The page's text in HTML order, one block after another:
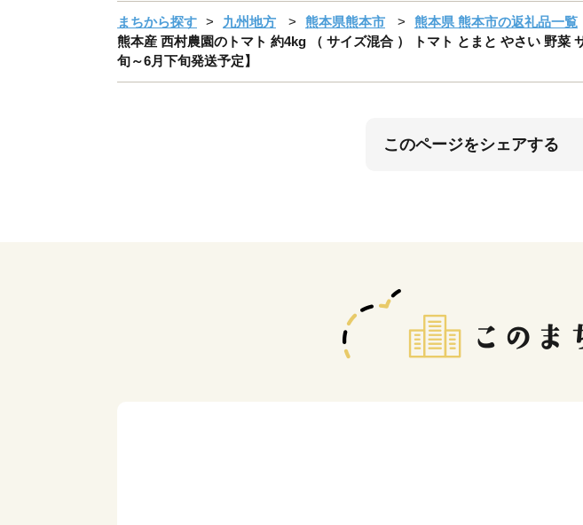
まちから探す 九州地方 熊本県熊本市
熊本県 熊本市の返礼品一覧
熊本産 西村農園のトマト 約4kg （ サイズ混合 ） トマト とまと やさい 野菜
旬～6月下旬発送予定】
このページをシェアする